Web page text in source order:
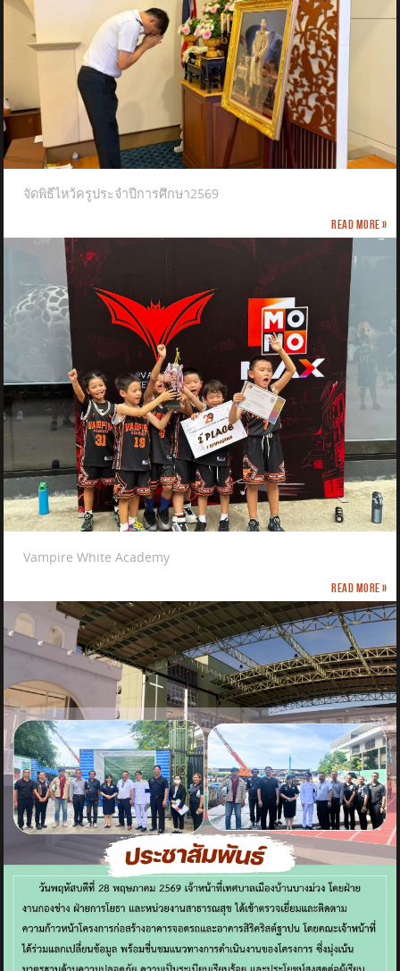
จัดพิธีไหว้ครูประจำปีการศึกษา2569
Read more »
Vampire White Academy
Read more »